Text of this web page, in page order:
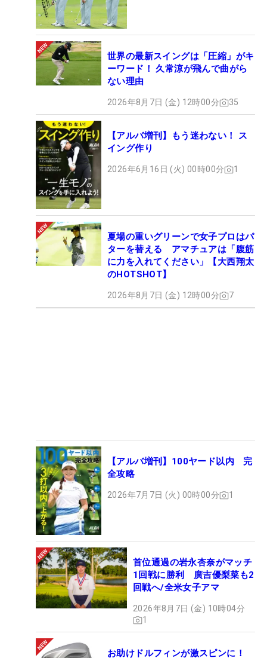
世界の最新スイングは「圧縮」がキ
ーワード！ 久常涼が飛んで曲がら
ない理由
2026年8月7日 (金) 12時00分 35
【アルバ増刊】もう迷わない！ ス
イング作り
2026年6月16日 (火) 00時00分 1
夏場の重いグリーンで女子プロはパ
ターを替える アマチュアは「腹筋
に力を入れてください」【大西翔太
のHOTSHOT】
2026年8月7日 (金) 12時00分 7
【アルバ増刊】100ヤード以内 完
全攻略
2026年7月7日 (火) 00時00分 1
首位通過の岩永杏奈がマッチ
1回戦に勝利 廣吉優梨菜も2
回戦へ/全米女子アマ
2026年8月7日 (金) 10時04分
1
お助けドルフィンが激スピンに！